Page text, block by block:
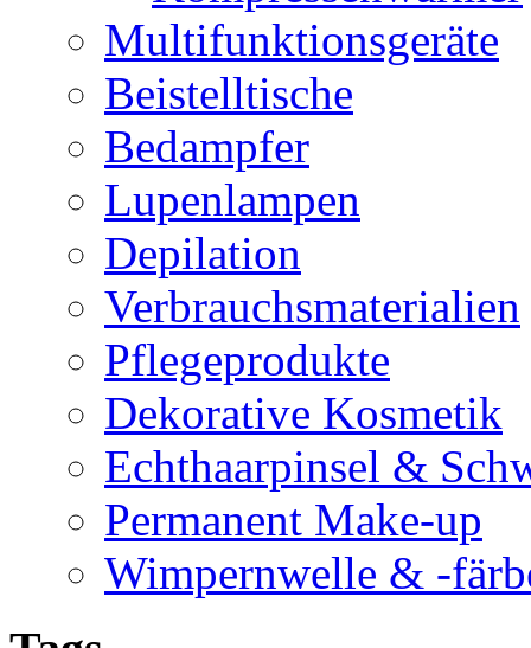
Multifunktionsgeräte
Beistelltische
Bedampfer
Lupenlampen
Depilation
Verbrauchsmaterialien
Pflegeprodukte
Dekorative Kosmetik
Echthaarpinsel &
Permanent Make-up
Wimpernwelle & -